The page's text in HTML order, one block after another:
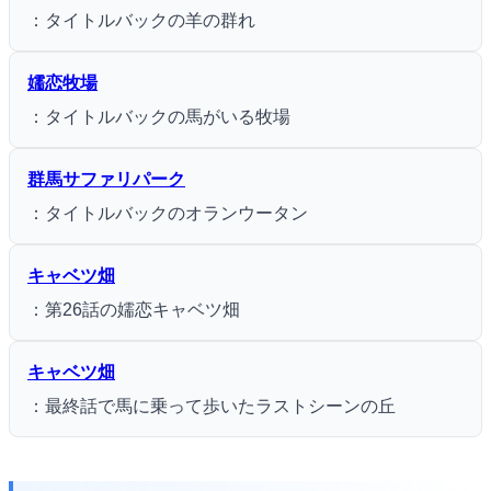
：タイトルバックの羊の群れ
嬬恋牧場
：タイトルバックの馬がいる牧場
群馬サファリパーク
：タイトルバックのオランウータン
キャベツ畑
：第26話の嬬恋キャベツ畑
キャベツ畑
：最終話で馬に乗って歩いたラストシーンの丘